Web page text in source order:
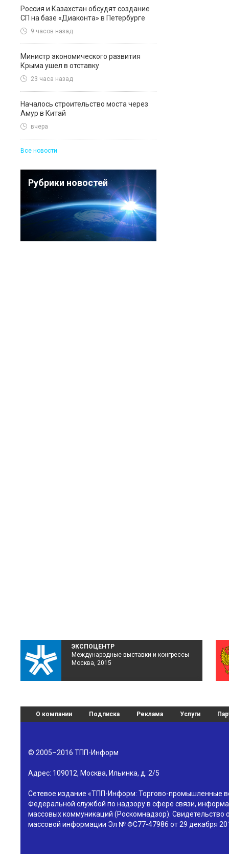
Россия и Казахстан обсудят создание
СП на базе «Диаконта» в Петербурге
9 часов назад
Министр экономического развития
Крыма ушел в отставку
23 часа назад
Началось строительство моста через
Амур в Китай
вчера
Все новости
Рубрики новостей
ЭКСПОЦЕНТР
Международные выставки и конгрессы
Москва, 2015
О компании Подписка Реклама Услуги
© 2005–2016 ТПП-Информ
Адрес: 109012, Москва, Ильинка, д. 2/5
Сетевое издание «ТПП-Информ: Торгово-промышленные
Федеральной службой по надзору в сфере связи,
массовых коммуникаций (Роскомнадзор). Свидетельство
массовой информации Эл № ФС77-47986 от 29 декабря